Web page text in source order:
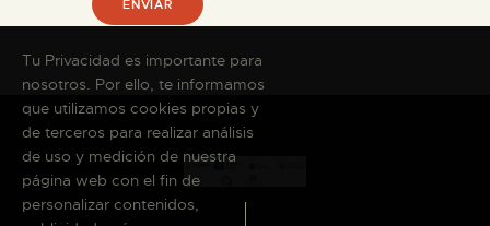
Tu Privacidad es importante para
nosotros. Por ello, te informamos
que utilizamos cookies propias y
de terceros para realizar análisis
de uso y medición de nuestra
página web con el fin de
personalizar contenidos,